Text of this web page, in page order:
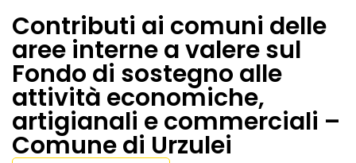
Contributi ai comuni delle
aree interne a valere sul
Fondo di sostegno alle
attività economiche,
artigianali e commerciali –
Comune di Urzulei